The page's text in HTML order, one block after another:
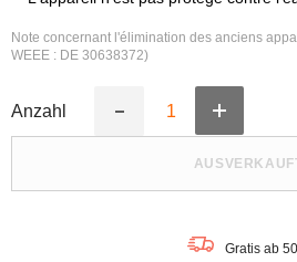
Note concernant l'élimination des anciens
WEEE : DE 30638372)
Anzahl
Verringere
die
Erhöhe
die
für
Lichtleiste
Gratis ab